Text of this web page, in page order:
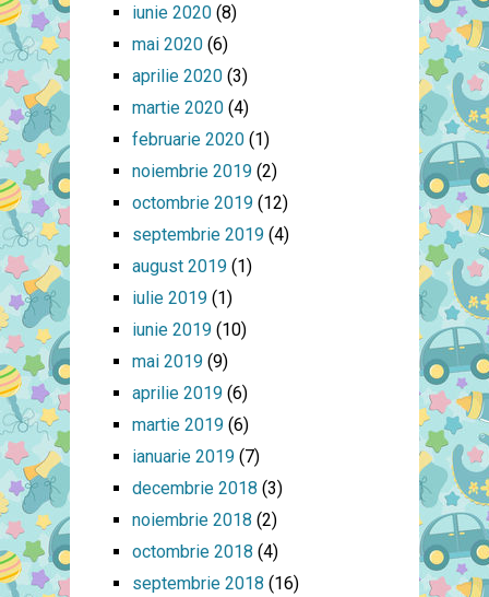
iunie 2020(8)
mai 2020(6)
aprilie 2020(3)
martie 2020(4)
februarie 2020(1)
noiembrie 2019(2)
octombrie 2019(12)
septembrie 2019(4)
august 2019(1)
iulie 2019(1)
iunie 2019(10)
mai 2019(9)
aprilie 2019(6)
martie 2019(6)
ianuarie 2019(7)
decembrie 2018 (3)
noiembrie 2018 (2)
octombrie 2018 (4)
septembrie 2018 (16)